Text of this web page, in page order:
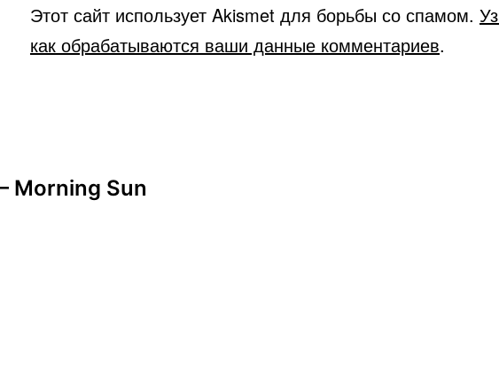
Этот сайт использует Akismet для борьбы со спамом.
как обрабатываются ваши данные комментариев.
Morning Sun